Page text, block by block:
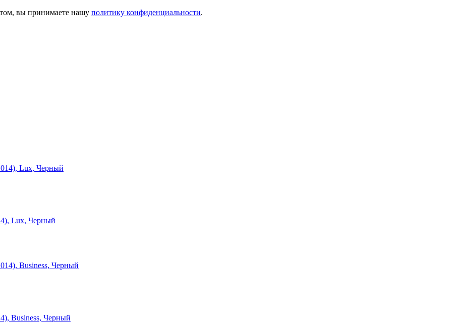
вы принимаете нашу политику конфиденциальности.
Lux, Черный
Business, Черный